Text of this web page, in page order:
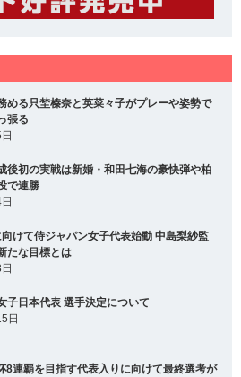
める只埜榛奈と英菜々子がプレーや姿勢で
張る
後初の実戦は新婚・和田七海の豪快弾や柏
で連勝
けて侍ジャパン女子代表始動 中島梨紗監
たな目標とは
子日本代表 選手決定について
日
8連覇を目指す代表入りに向けて最終選考が